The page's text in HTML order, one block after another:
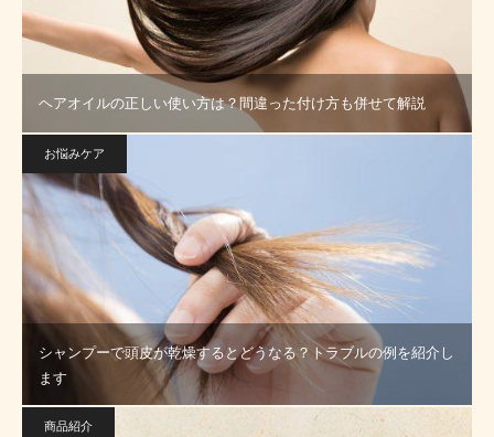
ヘアオイルの正しい使い方は？間違った付け方も併せて解説
お悩みケア
シャンプーで頭皮が乾燥するとどうなる？トラブルの例を紹介し
ます
商品紹介